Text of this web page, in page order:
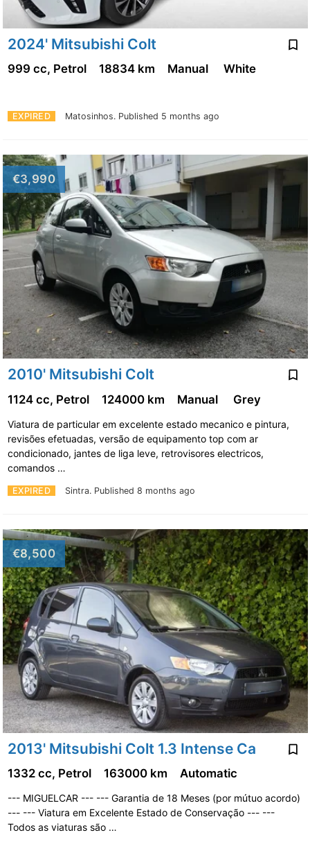
2024' Mitsubishi Colt
EXPIRED Matosinhos. Published 5 months ago
999 cc, Petrol 18834 km Manual White
€3,990
2010' Mitsubishi Colt
EXPIRED Sintra. Published 8 months ago
1124 cc, Petrol 124000 km Manual Grey
Viatura de particular em excelente estado mecanico e pintura,
revisões efetuadas, versão de equipamento top com ar
condicionado, jantes de liga leve, retrovisores electricos,
comandos …
€8,500
2013' Mitsubishi Colt 1.3 Intense Ca
1332 cc, Petrol 163000 km Automatic
--- MIGUELCAR --- --- Garantia de 18 Meses (por mútuo acordo)
--- --- Viatura em Excelente Estado de Conservação --- ---
Todos as viaturas são …